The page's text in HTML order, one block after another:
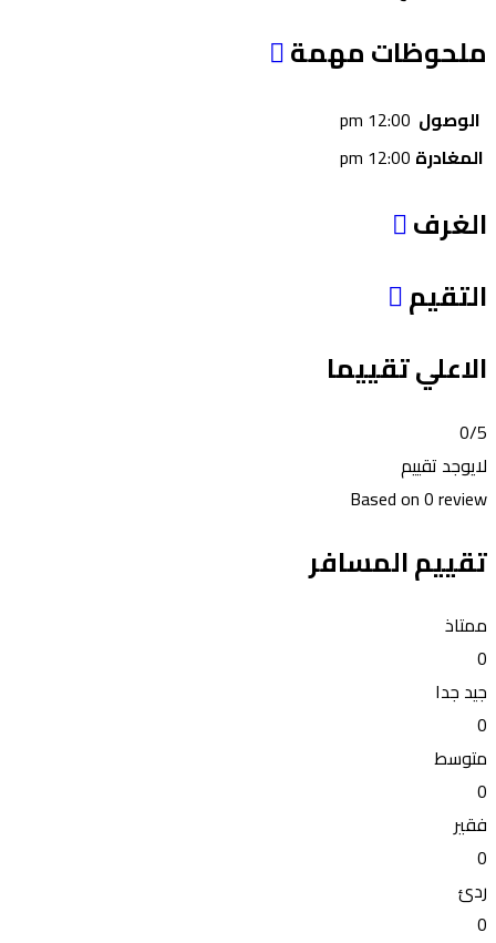
ملحوظات مهمة
الوصول 12:00 pm
المغادرة 12:00 pm
الغرف
التقيم
الاعلي تقييما
0/5
لايوجد تقييم
Based on0 review
تقييم المسافر
ممتاذ
0
جيد جدا
0
متوسط
0
فقير
0
ردئ
0